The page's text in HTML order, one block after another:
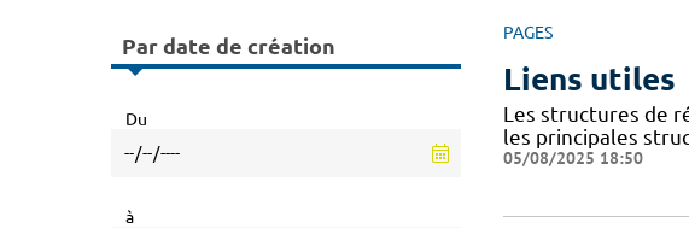
PAGES
Liens utiles
Les structures de
les principales
05/08/2025 18:50
Par date de création
Du
à